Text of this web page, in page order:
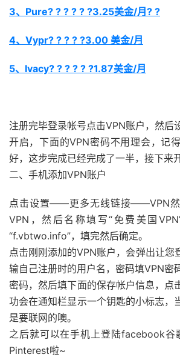
3、Pure? ? ? ? ? ?3.25美金/月? ?
4、Vypr? ? ? ? ?3.00 美金/月
5、Ivacy? ? ? ? ? ?1.87美金/月
注册完毕登录帐号点击VPN账户，然后
开启，下面的VPN密码不用理会，记
好，这步完成已经完成了一半，接下来
二、手机添加VPN账户
点击设置——更多无线链接——VPN然
VPN，然后名称填写“免费美国
“f.vbtwo.info”，填完然后确定。
点击刚刚添加的VPN账户，会弹出让您
输自己注册时的用户名，密码填VPN密
密码，然后填下面的保存帐户信息，点
功会在通知栏显示一个钥匙的小标志，
是要联网的噢。
之后就可以在手机上登陆facebook谷
Pinterest啦~